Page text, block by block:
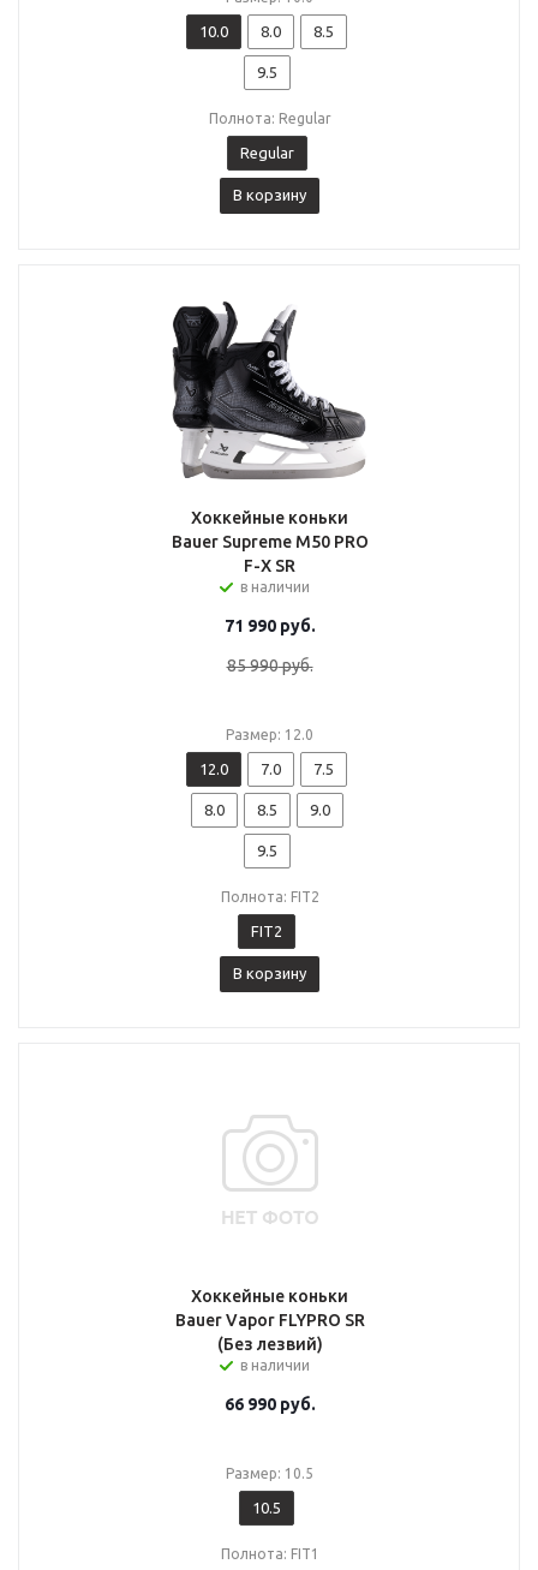
10.0 8.0 8.5
9.5
Полнота: Regular
Regular
В корзину
Хоккейные коньки
Bauer Supreme M50 PRO
F-X SR
в наличии
71 990руб.
85 990руб.
Размер: 12.0
12.0 7.0 7.5
8.0 8.5 9.0
9.5
Полнота: FIT2
FIT2
В корзину
Хоккейные коньки
Bauer Vapor FLYPRO SR
(Без лезвий)
в наличии
66 990руб.
Размер: 10.5
10.5
Полнота: FIT1